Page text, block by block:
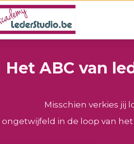
Het ABC van
Misschien verkies jij
ongetwijfeld in de loop van